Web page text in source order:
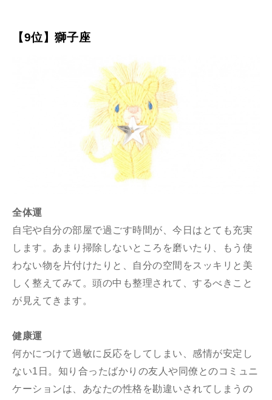
【9位】獅子座
全体運
自宅や自分の部屋で過ごす時間が、今日はとても充実
します。あまり掃除しないところを磨いたり、もう使
わない物を片付けたりと、自分の空間をスッキリと美
しく整えてみて。頭の中も整理されて、するべきこと
が見えてきます。
健康運
何かにつけて過敏に反応をしてしまい、感情が安定し
ない1日。知り合ったばかりの友人や同僚とのコミュニ
ケーションは、あなたの性格を勘違いされてしまうの